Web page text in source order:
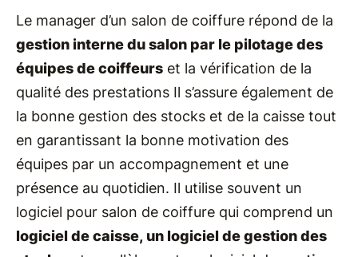
Le manager d’un salon de coiffure répond de la
gestion interne du salon par le pilotage des
équipes de coiffeurs et la vérification de la
qualité des prestations Il s’assure également de
la bonne gestion des stocks et de la caisse tout
en garantissant la bonne motivation des
équipes par un accompagnement et une
présence au quotidien. Il utilise souvent un
logiciel pour salon de coiffure qui comprend un
logiciel de caisse, un logiciel de gestion des